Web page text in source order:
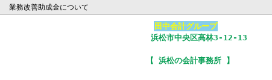
業務改善助成金について
田中会計グループ
浜松市中央区高林3-12-13
【 浜松の会計事務所 】